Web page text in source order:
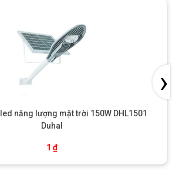
năng lượng mặt trời 150W DHL1501
Duhal
1 ₫
›